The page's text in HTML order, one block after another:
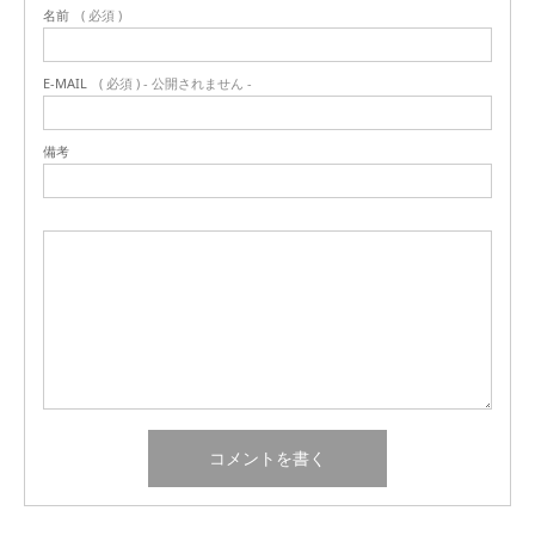
名前 ( 必須 )
E-MAIL ( 必須 ) - 公開されません -
備考